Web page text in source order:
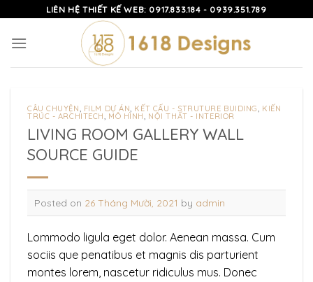
content
LIÊN HỆ THIẾT KẾ WEB: 0917.833.184 - 0939.351.789
CÂU CHUYỆN, FILM DỰ ÁN, KẾT CẤU - STRUTURE BUIDING, KIẾN
TRÚC - ARCHITECH, MÔ HÌNH, NỘI THẤT - INTERIOR
LIVING ROOM GALLERY WALL
SOURCE GUIDE
Posted on 26 Tháng Mười, 2021 by admin
Lommodo ligula eget dolor. Aenean massa. Cum
sociis que penatibus et magnis dis parturient
montes lorem, nascetur ridiculus mus. Donec